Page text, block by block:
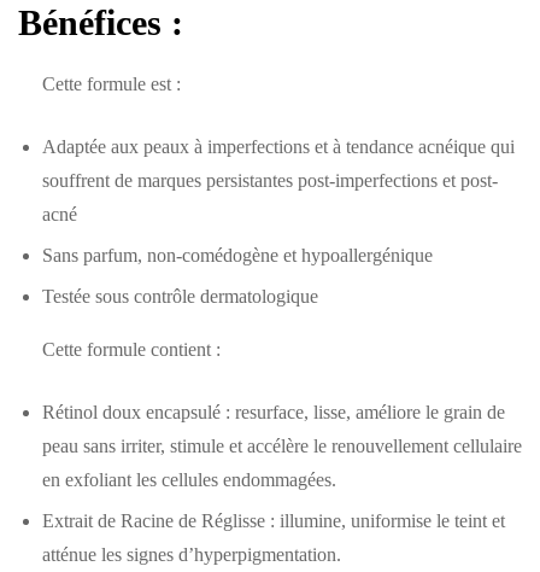
Bénéfices :
Cette formule est :
Adaptée aux peaux à imperfections et à tendance acnéique qui
souffrent de marques persistantes post-imperfections et post-
acné
Sans parfum, non-comédogène et hypoallergénique
Testée sous contrôle dermatologique
Cette formule contient :
Rétinol doux encapsulé : resurface, lisse, améliore le grain de
peau sans irriter, stimule et accélère le renouvellement cellulaire
en exfoliant les cellules endommagées.
Extrait de Racine de Réglisse : illumine, uniformise le teint et
atténue les signes d’hyperpigmentation.